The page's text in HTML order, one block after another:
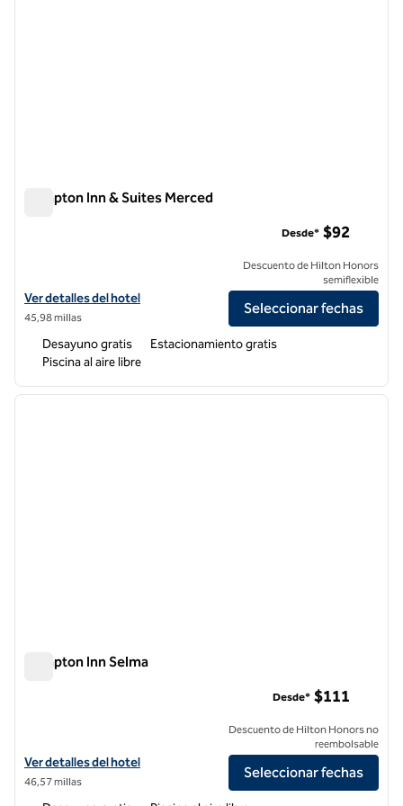
Hampton Inn & Suites Merced
Ver detalles del hotel Hampton Inn & Suites Merced
Ver detalles del hotel
45,98 millas
Desde* $92
Descuento de Hilton Honors
semiflexible
Seleccionar fechas
Desayuno gratis
Estacionamiento gratis
Piscina al aire libre
1 de 12
Hampton Inn Selma
Ver detalles del hotel Hampton Inn Selma
Ver detalles del hotel
46,57 millas
Desde* $111
Descuento de Hilton Honors no
reembolsable
Seleccionar fechas